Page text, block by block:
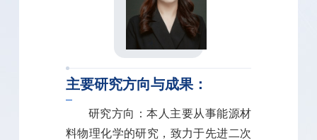
主要研究方向与成果：
研究方向：本人主要从事能源材
料物理化学的研究，致力于先进二次